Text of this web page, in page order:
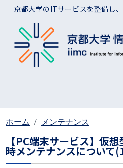
メインコンテンツに移動
京都大学のITサービスを整備し
ホーム メンテナンス
【PC端末サービス】仮
時メンテナンスについて